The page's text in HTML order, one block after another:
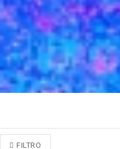
FILTRO